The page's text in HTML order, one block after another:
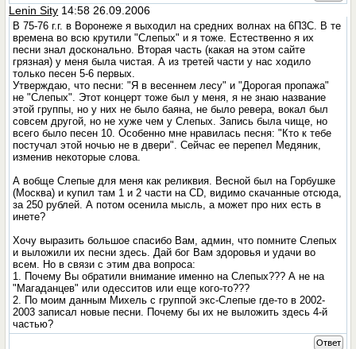
Lenin Sity 14:58 26.09.2006
В 75-76 г.г. в Воронеже я выходил на средних волнах на 6П3С. В те
времена во всю крутили "Слепых" и я тоже. Естественно я их
песни знал досконально. Вторая часть (какая на этом сайте
грязная) у меня была чистая. А из третей части у нас ходило
только песен 5-6 первых.
Утверждаю, что песни: "Я в весеннем лесу" и "Дорогая пропажа"
не "Слепых". Этот концерт тоже был у меня, я не знаю название
этой группы, но у них не было баяна, не было ревера, вокал был
совсем другой, но не хуже чем у Слепых. Запись была чище, но
всего было песен 10. Особенно мне нравилась песня: "Кто к тебе
постучал этой ночью не в двери". Сейчас ее перепел Медяник,
изменив некоторые слова.
А вобще Слепые для меня как реликвия. Весной был на Горбушке
(Москва) и купил там 1 и 2 части на СD, видимо скачанные отсюда,
за 250 рублей. А потом осенила мысль, а может про них есть в
инете?
Хочу выразить большое спасибо Вам, админ, что помните Слепых
и выложили их песни здесь. Дай бог Вам здоровья и удачи во
всем. Но в связи с этим два вопроса:
1. Почему Вы обратили внимание именно на Слепых??? А не на
"Магаданцев" или одесситов или еще кого-то???
2. По моим данным Михель с группой экс-Слепые где-то в 2002-
2003 записал новые песни. Почему бы их не выложить здесь 4-й
частью?
Ответ